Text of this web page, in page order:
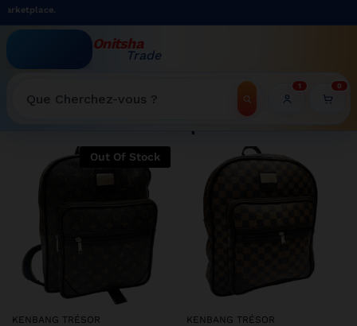
Onitsha
Trade
Recherche
1 0
WELCOME TO ONITSHATRADE ONLINE SHOP
Out Of Stock
KENBANG TRÉSOR KENBANG TRÉSOR